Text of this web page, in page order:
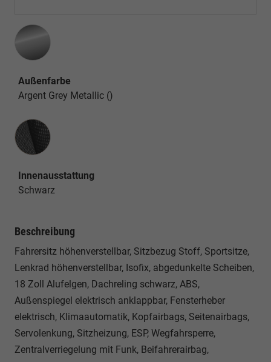
Außenfarbe
Argent Grey Metallic ()
Innenausstattung
Innenausstattung
Schwarz
Beschreibung
Fahrersitz höhenverstellbar, Sitzbezug Stoff, Sportsitze,
Lenkrad höhenverstellbar, Isofix, abgedunkelte Scheiben,
18 Zoll Alufelgen, Dachreling schwarz, ABS,
Außenspiegel elektrisch anklappbar, Fensterheber
elektrisch, Klimaautomatik, Kopfairbags, Seitenairbags,
Servolenkung, Sitzheizung, ESP, Wegfahrsperre,
Zentralverriegelung mit Funk, Beifahrerairbag,